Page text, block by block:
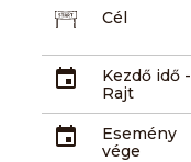
Cél
Kezdő idő -
Rajt
Esemény
vége